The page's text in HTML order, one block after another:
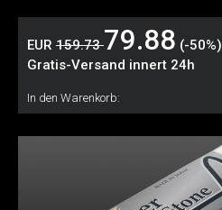
EUR 159.7379.88 (-50%)
Gratis-Versand innert 24h
In den Warenkorb: